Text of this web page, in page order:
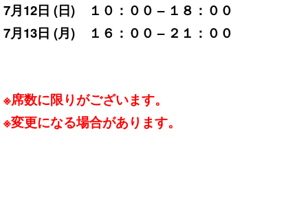
7月12日 (日) １０：００ – １８：００
7月13日 (月) １６：００ – ２１：００
※席数に限りがございます。
※変更になる場合があります。